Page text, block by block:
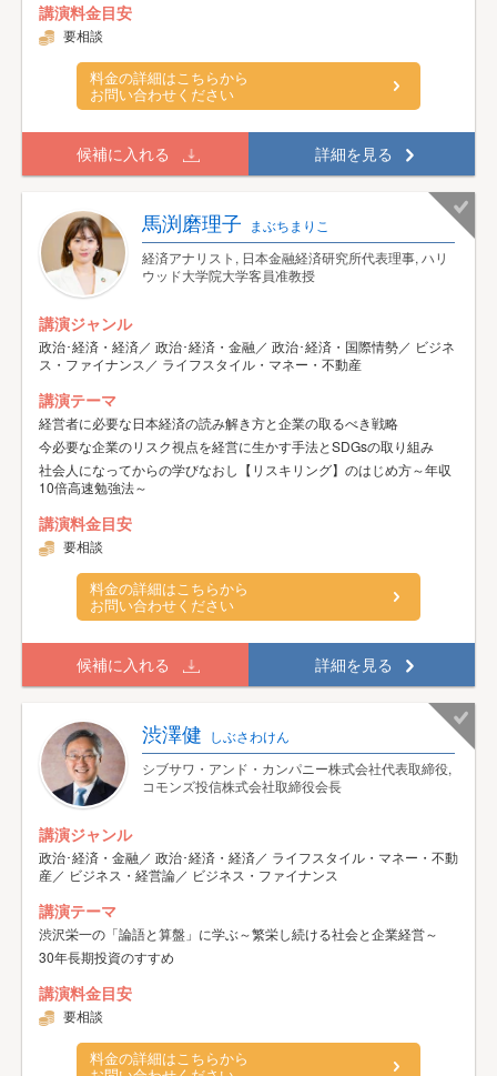
講演料金目安
要相談
料金の詳細はこちらから
お問い合わせください
候補に入れる 詳細を見る
馬渕磨理子 まぶちまりこ
経済アナリスト, 日本金融経済研究所代表理事, ハリ
ウッド大学院大学客員准教授
講演ジャンル
政治･経済・経済／ 政治･経済・金融／ 政治･経済・国際情勢／ ビジネ
ス・ファイナンス／ ライフスタイル・マネー・不動産
講演テーマ
経営者に必要な日本経済の読み解き方と企業の取るべき戦略
今必要な企業のリスク視点を経営に生かす手法とSDGsの取り組み
社会人になってからの学びなおし【リスキリング】のはじめ方～年収
10倍高速勉強法～
講演料金目安
要相談
料金の詳細はこちらから
お問い合わせください
候補に入れる 詳細を見る
渋澤健 しぶさわけん
シブサワ・アンド・カンパニー株式会社代表取締役,
コモンズ投信株式会社取締役会長
講演ジャンル
政治･経済・金融／ 政治･経済・経済／ ライフスタイル・マネー・不動
産／ ビジネス・経営論／ ビジネス・ファイナンス
講演テーマ
渋沢栄一の「論語と算盤」に学ぶ～繁栄し続ける社会と企業経営～
30年長期投資のすすめ
講演料金目安
要相談
料金の詳細はこちらから